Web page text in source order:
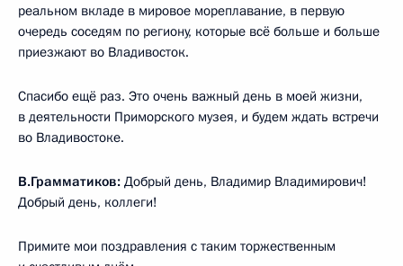
реальном вкладе в мировое мореплавание, в первую
очередь соседям по региону, которые всё больше и больше
приезжают во Владивосток.
Спасибо ещё раз. Это очень важный день в моей жизни,
в деятельности Приморского музея, и будем ждать встречи
во Владивостоке.
В.Грамматиков: Добрый день, Владимир Владимирович!
Добрый день, коллеги!
Примите мои поздравления с таким торжественным